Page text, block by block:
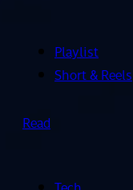
Playlist
Short & Reels
Read